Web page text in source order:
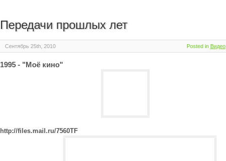
Передачи прошлых лет
Сентябрь 25th, 2010 Posted in Видео,
1995 - "Моё кино"
http://files.mail.ru/7560TF